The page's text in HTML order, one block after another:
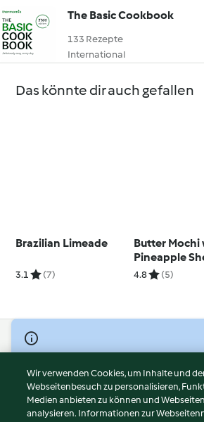
The Basic Cookbook
133 Rezepte
International
Das könnte dir auch gefallen
Brazilian Limeade
3.1 (7)
Butter Mochi
Pineapple
(Matthew
4.8 (5)
© Copyright 2026
Nutzungsbedingungen
Datenschutzrichtlinien
Disclaimer
Wir verwenden Cookies, um Inhalte und
Webseitenbesuch zu personalisieren,
Medien anbieten zu können und
analysieren. Informationen zur